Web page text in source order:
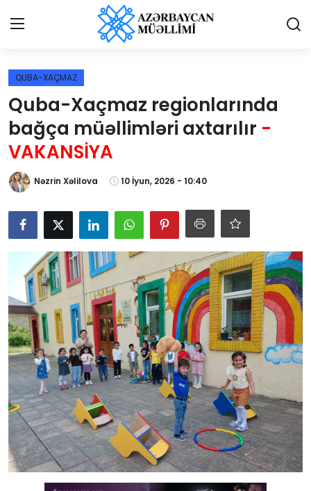
Giriş
Qəzetə elan ver
Əlaqə
Haqqımızda
Reklam və elan
Biz kimik?
Bütün xəbərlər
Gündəlik
Rəsmi
Təhsil
Müsahibə
Elm və innovasiya
QUBA-XAÇMAZ
Quba-Xaçmaz regionlarında
bağça müəllimləri axtarılır -
VAKANSİYA
Nəzrin Xəlilova 10 İyun, 2026 - 10:40